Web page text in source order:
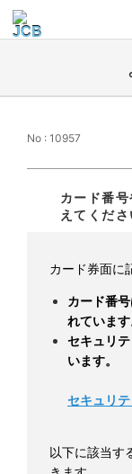
No : 10957
カード番
えてくださ
カード券面に
カード番
れています
セキュリ
います。
セキュリ
以下に該当す